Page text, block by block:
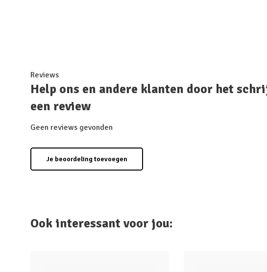
Reviews
Help ons en andere klanten door het
een review
Geen reviews gevonden
Je beoordeling toevoegen
Ook interessant voor jou: